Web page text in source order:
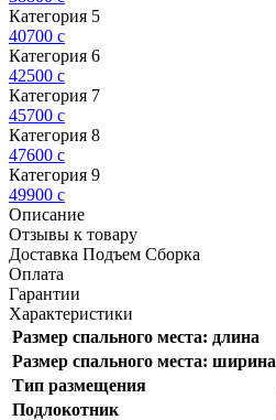
Категория 5
40700 c
Категория 6
42500 c
Категория 7
45700 c
Категория 8
47600 c
Категория 9
49900 c
Описание
Отзывы к товару
Доставка Подъем Сборка
Оплата
Гарантии
Характеристики
Размер спального места: длина
Размер спального места: ширина
Тип размещения
Подлокотник